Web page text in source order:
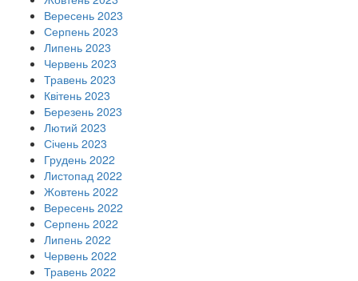
Вересень 2023
Серпень 2023
Липень 2023
Червень 2023
Травень 2023
Квітень 2023
Березень 2023
Лютий 2023
Січень 2023
Грудень 2022
Листопад 2022
Жовтень 2022
Вересень 2022
Серпень 2022
Липень 2022
Червень 2022
Травень 2022